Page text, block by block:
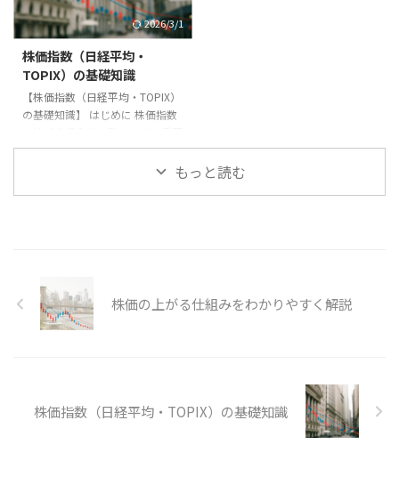
守ることを徹底しています。感情
に流されず、計画に基づいて投資
す。 秘訣2：複利の力を信じる 長
期投資を続けることで得られる最
大の恩恵は複利です。時間をかけ
ることで資産が雪だるま式に増え
2026/3/1
株価指数（日経平均・
TOPIX）の基礎知識
【株価指数（日経平均・TOPIX）
の基礎知識】 はじめに 株価指数
な指標です。日本で代表的なもの
す。株価の高い企業の影響を受け
やすく、日本経済を象徴する指標
として広く使われています。
もっと読む
株価の上がる仕組みをわかりやすく解説
株価指数（日経平均・TOPIX）の基礎知識